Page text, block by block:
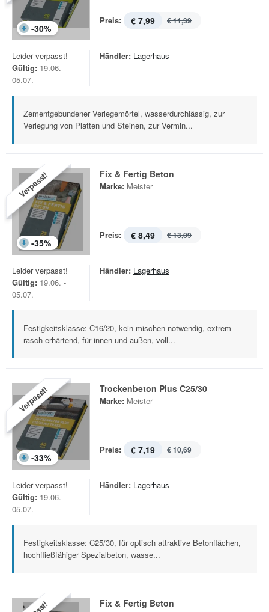
-30%
Preis: € 7,99 € 11,39
Leider verpasst!
Gültig: 19.06. -
05.07.
Händler: Lagerhaus
Zementgebundener Verlegemörtel, wasserdurchlässig, zur
Verlegung von Platten und Steinen, zur Vermin...
Verpasst!
-35%
Fix & Fertig Beton
Marke: Meister
Preis: € 8,49 € 13,09
Leider verpasst!
Gültig: 19.06. -
05.07.
Händler: Lagerhaus
Festigkeitsklasse: C16/20, kein mischen notwendig, extrem
rasch erhärtend, für innen und außen, voll...
Verpasst!
-33%
Trockenbeton Plus C25/30
Marke: Meister
Preis: € 7,19 € 10,69
Leider verpasst!
Gültig: 19.06. -
05.07.
Händler: Lagerhaus
Festigkeitsklasse: C25/30, für optisch attraktive Betonflächen,
hochfließfähiger Spezialbeton, wasse...
Fix & Fertig Beton